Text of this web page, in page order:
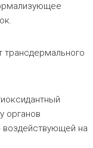
трансдермального
органов
воздействующей на